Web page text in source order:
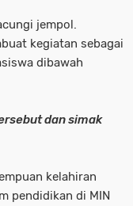
jempol.
kegiatan sebagai
dibawah
dan simak
kelahiran
pendidikan di MIN